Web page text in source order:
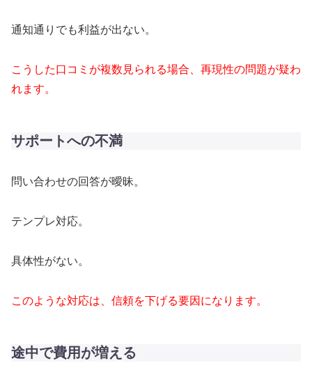
通知通りでも利益が出ない。
こうした口コミが複数見られる場合、再現性の問題が疑わ
れます。
サポートへの不満
問い合わせの回答が曖昧。
テンプレ対応。
具体性がない。
このような対応は、信頼を下げる要因になります。
途中で費用が増える